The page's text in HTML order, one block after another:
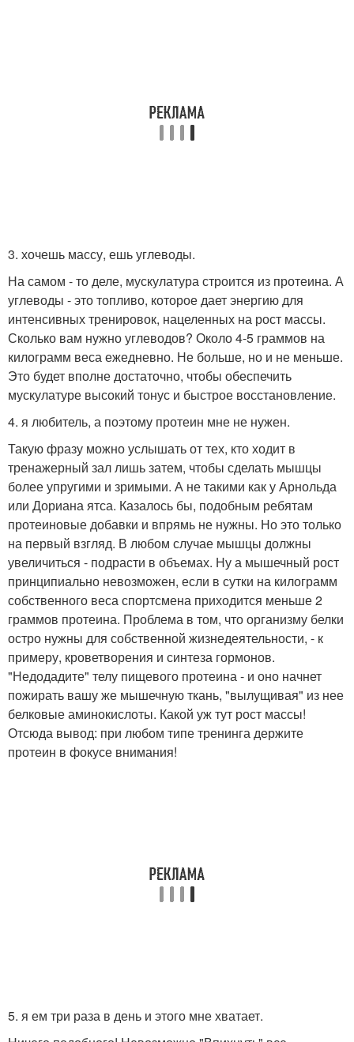
3. хочешь массу, ешь углеводы.
На самом - то деле, мускулатура строится из протеина. А
углеводы - это топливо, которое дает энергию для
интенсивных тренировок, нацеленных на рост массы.
Сколько вам нужно углеводов? Около 4-5 граммов на
килограмм веса ежедневно. Не больше, но и не меньше.
Это будет вполне достаточно, чтобы обеспечить
мускулатуре высокий тонус и быстрое восстановление.
4. я любитель, а поэтому протеин мне не нужен.
Такую фразу можно услышать от тех, кто ходит в
тренажерный зал лишь затем, чтобы сделать мышцы
более упругими и зримыми. А не такими как у Арнольда
или Дориана ятса. Казалось бы, подобным ребятам
протеиновые добавки и впрямь не нужны. Но это только
на первый взгляд. В любом случае мышцы должны
увеличиться - подрасти в объемах. Ну а мышечный рост
принципиально невозможен, если в сутки на килограмм
собственного веса спортсмена приходится меньше 2
граммов протеина. Проблема в том, что организму белки
остро нужны для собственной жизнедеятельности, - к
примеру, кроветворения и синтеза гормонов.
"Недодадите" телу пищевого протеина - и оно начнет
пожирать вашу же мышечную ткань, "вылущивая" из нее
белковые аминокислоты. Какой уж тут рост массы!
Отсюда вывод: при любом типе тренинга держите
протеин в фокусе внимания!
5. я ем три раза в день и этого мне хватает.